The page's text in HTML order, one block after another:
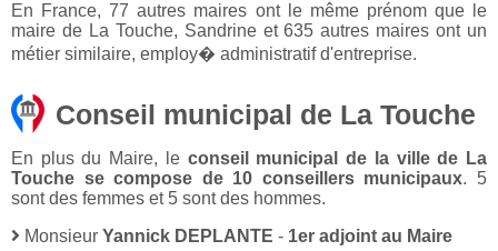
En France, 77 autres maires ont le même prénom que le
maire de La Touche, Sandrine et 635 autres maires ont un
métier similaire, employ� administratif d'entreprise.
Conseil municipal de La Touche
En plus du Maire, le conseil municipal de la ville de La
Touche se compose de 10 conseillers municipaux. 5
sont des femmes et 5 sont des hommes.
Monsieur Yannick DEPLANTE - 1er adjoint au Maire